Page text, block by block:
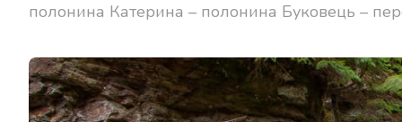
полонина Катерина – полонина Буковець –